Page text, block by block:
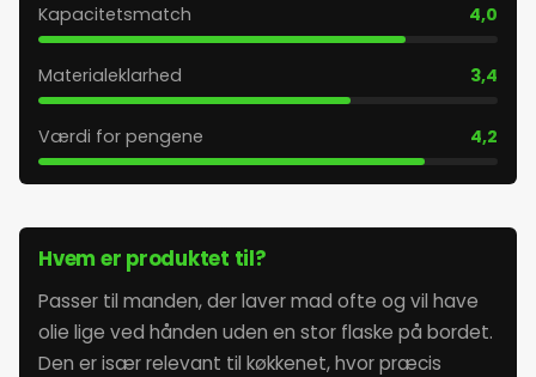
Kapacitetsmatch 4,0
Materialeklarhed 3,4
Værdi for pengene 4,2
Hvem er produktet til?
Passer til manden, der laver mad ofte og vil have
olie lige ved hånden uden en stor flaske på bordet.
Den er især relevant til køkkenet, hvor præcis